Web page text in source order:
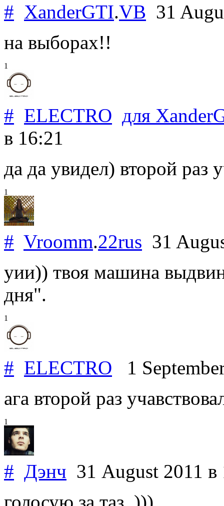
# XanderGTI.VB 31
на выборах!!
1
# ELECTRO для
в 16:21
да да увидел) второй раз
1
# Vroomm.22rus 31
уии)) твоя машина
дня".
1
# ELECTRO 1
ага второй раз
1
# Дэнч 31 August 2011 в
голосую за таз..)))